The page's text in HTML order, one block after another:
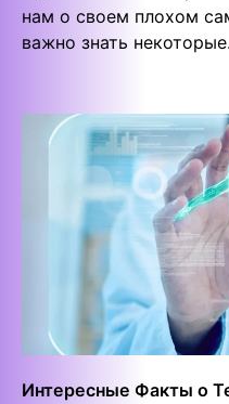
нам о своем плохом
важно знать
Интересные Факты о